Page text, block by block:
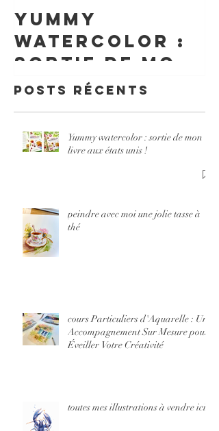
Yummy
watercolor :
sortie de mon
livre aux
états unis !
Posts Récents
Yummy watercolor : sortie de mon
livre aux états unis !
peindre avec moi une jolie tasse à
thé
cours Particuliers d'Aquarelle : Un
Accompagnement Sur Mesure pour
Éveiller Votre Créativité
toutes mes illustrations à vendre ici